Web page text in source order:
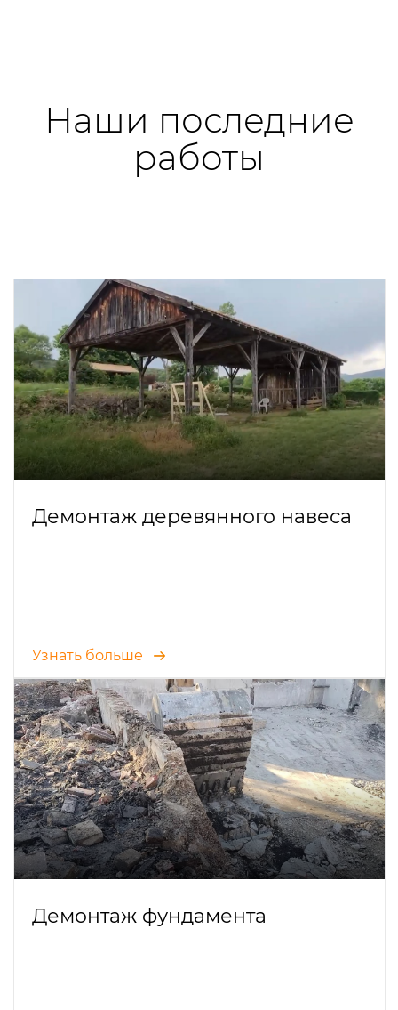
Наши последние
работы
Демонтаж деревянного навеса
Узнать больше
Демонтаж фундамента